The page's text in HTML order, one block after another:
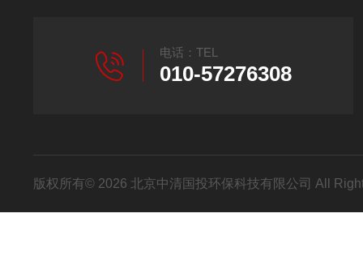
电话：TEL
010-57276308
版权所有© 2026 北京中清国投环保科技有限公司 All